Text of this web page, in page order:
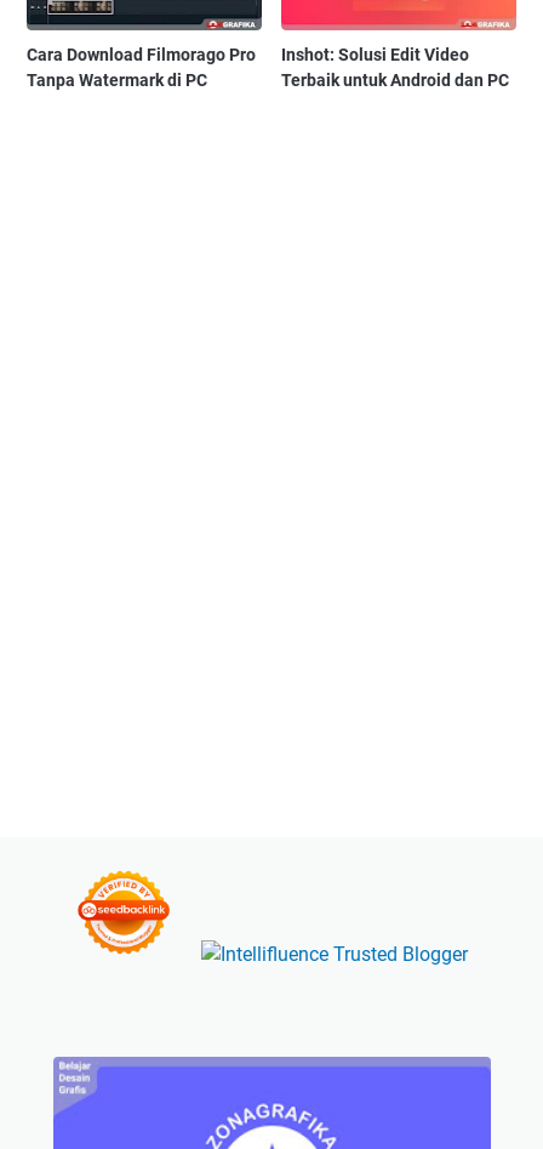
Cara Download Filmorago Pro
Tanpa Watermark di PC
Inshot: Solusi Edit Video
Terbaik untuk Android dan PC